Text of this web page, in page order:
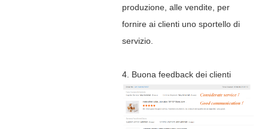
produzione, alle vendite, per
fornire ai clienti uno sportello di
servizio.
4. Buona feedback dei clienti